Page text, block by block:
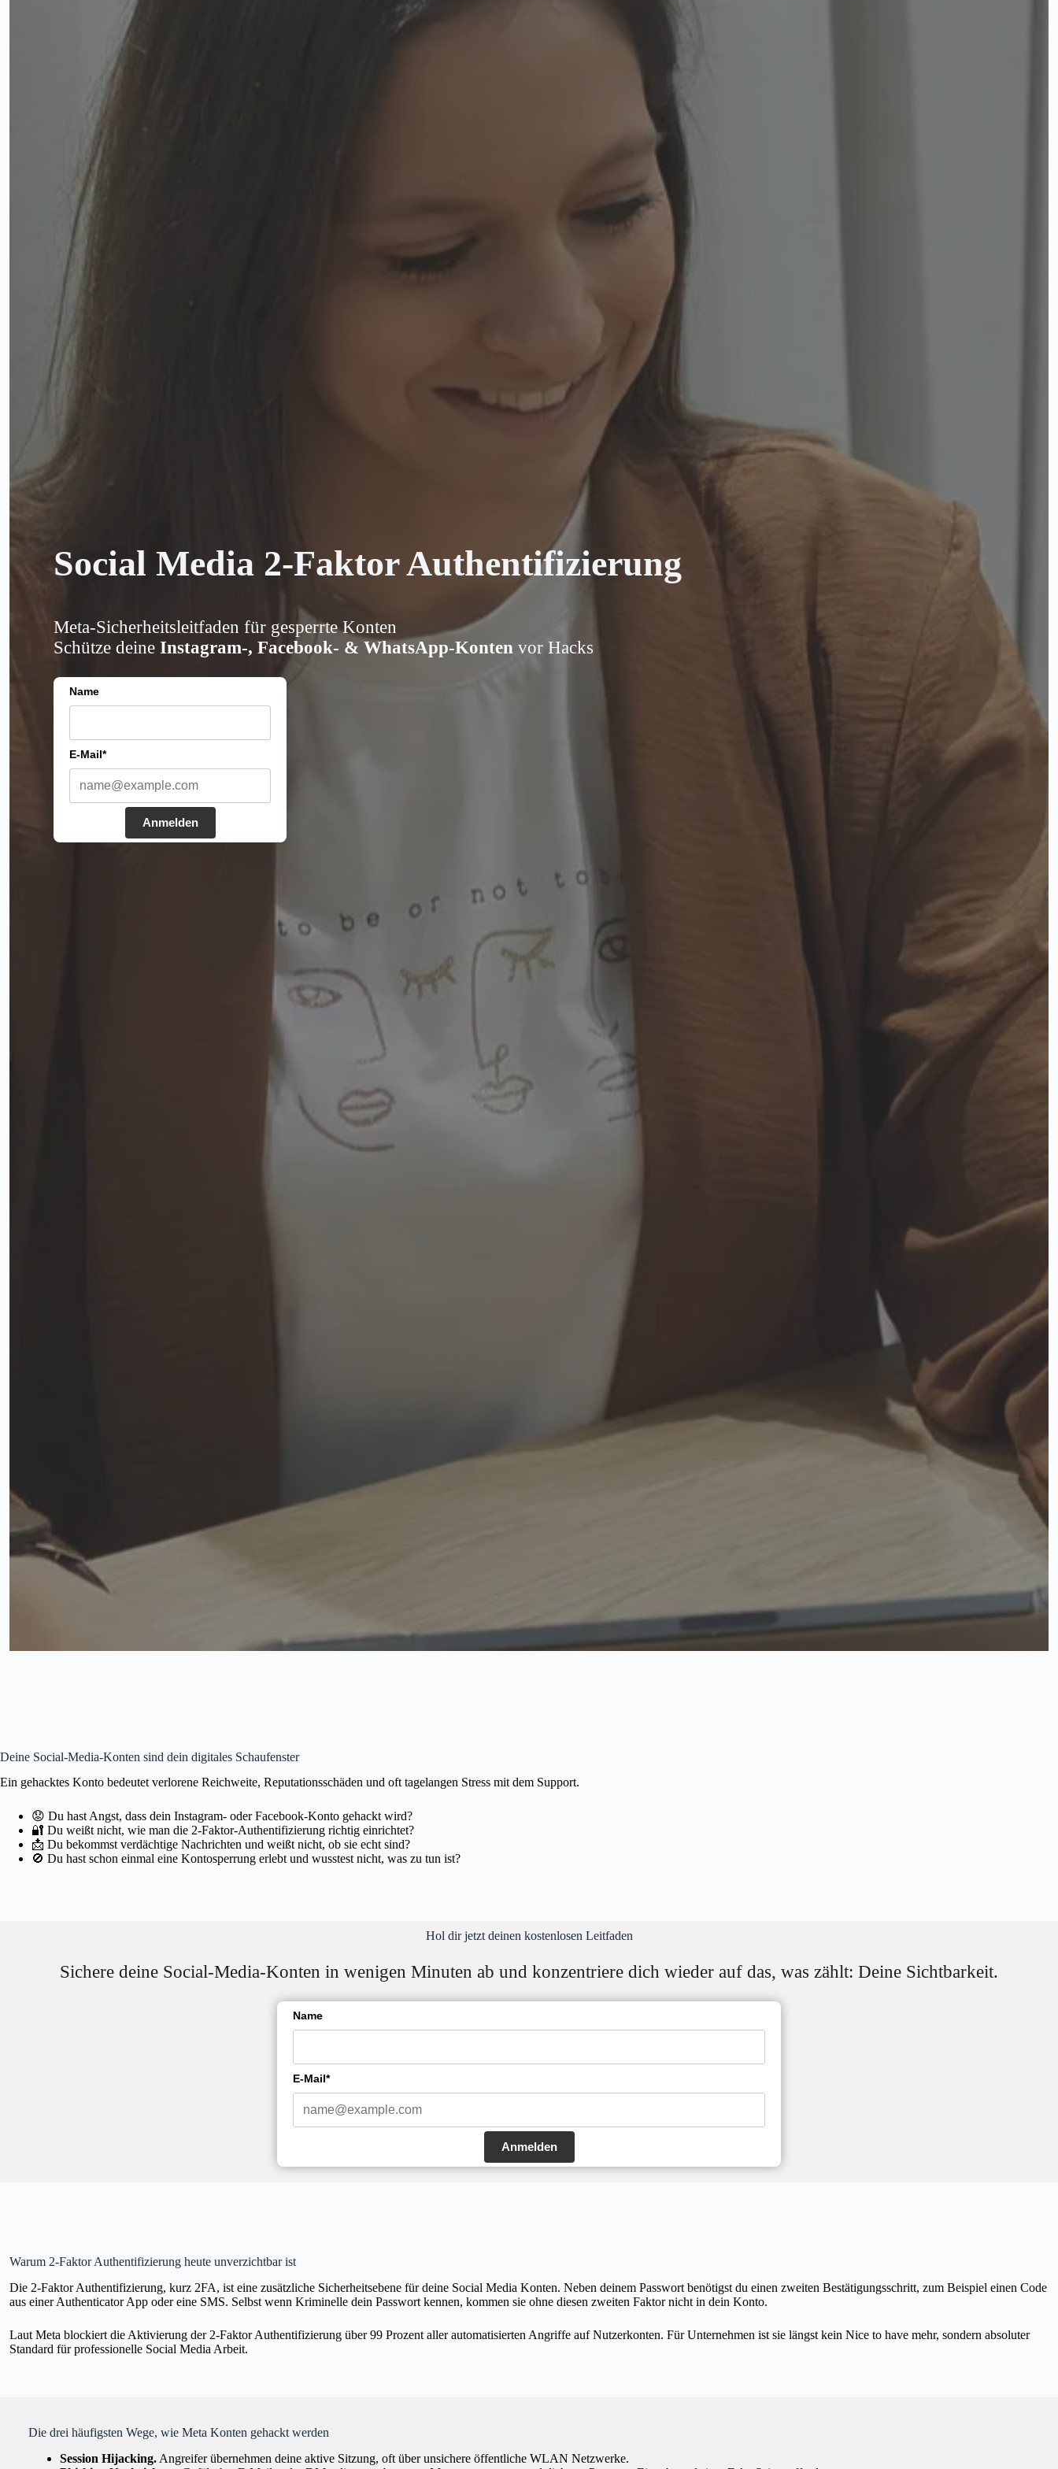
Social Media 2-Faktor Authentifizierung
Meta-Sicherheitsleitfaden für gesperrte Konten
Schütze deine Instagram-, Facebook- & WhatsApp-Konten vor Hacks
Name
E-Mail*
Anmelden
Deine Social-Media-Konten sind dein digitales Schaufenster
Ein gehacktes Konto bedeutet verlorene Reichweite, Reputationsschäden und oft tagelangen Stress mit dem Support.
😟 Du hast Angst, dass dein Instagram- oder Facebook-Konto gehackt wird?
🔐 Du weißt nicht, wie man die 2-Faktor-Authentifizierung richtig einrichtet?
📩 Du bekommst verdächtige Nachrichten und weißt nicht, ob sie echt sind?
🚫 Du hast schon einmal eine Kontosperrung erlebt und wusstest nicht, was zu tun ist?
Hol dir jetzt deinen kostenlosen Leitfaden
Sichere deine Social-Media-Konten in wenigen Minuten ab und konzentriere dich wieder auf das, was zählt: Deine Sichtbarkeit.
Name
E-Mail*
Anmelden
Warum 2-Faktor Authentifizierung heute unverzichtbar ist
Die 2-Faktor Authentifizierung, kurz 2FA, ist eine zusätzliche Sicherheitsebene für deine Social Media Konten. Neben deinem Passwort benötigst du einen zweiten Bestätigungsschritt, zum Beispiel einen Code
aus einer Authenticator App oder eine SMS. Selbst wenn Kriminelle dein Passwort kennen, kommen sie ohne diesen zweiten Faktor nicht in dein Konto.
Laut Meta blockiert die Aktivierung der 2-Faktor Authentifizierung über 99 Prozent aller automatisierten Angriffe auf Nutzerkonten. Für Unternehmen ist sie längst kein Nice to have mehr, sondern absoluter
Standard für professionelle Social Media Arbeit.
Die drei häufigsten Wege, wie Meta Konten gehackt werden
Session Hijacking. Angreifer übernehmen deine aktive Sitzung, oft über unsichere öffentliche WLAN Netzwerke.